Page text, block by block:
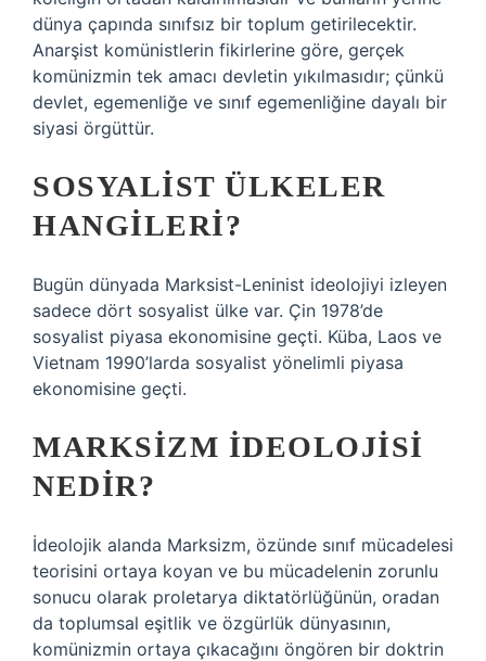
dünya çapında sınıfsız bir toplum getirilecektir.
Anarşist komünistlerin fikirlerine göre, gerçek
komünizmin tek amacı devletin yıkılmasıdır; çünkü
devlet, egemenliğe ve sınıf egemenliğine dayalı bir
siyasi örgüttür.
SOSYALIST ÜLKELER
HANGILERI?
Bugün dünyada Marksist-Leninist ideolojiyi izleyen
sadece dört sosyalist ülke var. Çin 1978’de
sosyalist piyasa ekonomisine geçti. Küba, Laos ve
Vietnam 1990’larda sosyalist yönelimli piyasa
ekonomisine geçti.
MARKSIZM IDEOLOJISI
NEDIR?
İdeolojik alanda Marksizm, özünde sınıf mücadelesi
teorisini ortaya koyan ve bu mücadelenin zorunlu
sonucu olarak proletarya diktatörlüğünün, oradan
da toplumsal eşitlik ve özgürlük dünyasının,
komünizmin ortaya çıkacağını öngören bir doktrin